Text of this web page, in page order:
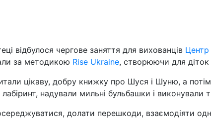
відбулося чергове заняття для вихованців Центр
за методикою Rise Ukraine, створюючи для діток
цікаву, добру книжку про Шуся і Шуню, а
надували мильні бульбашки і виконували
долати перешкоди, взаємодіяти